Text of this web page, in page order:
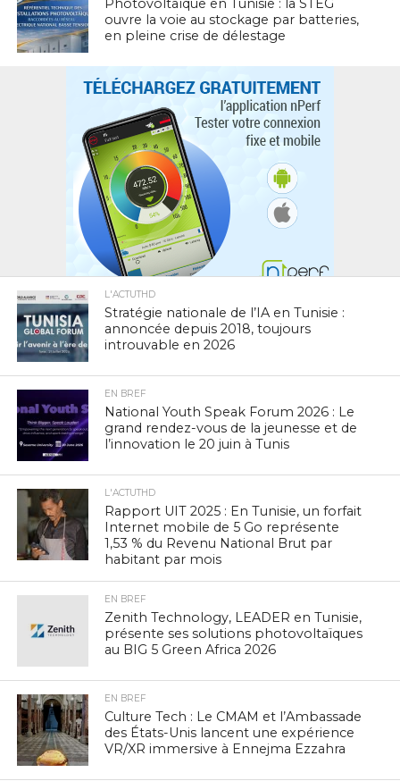
Photovoltaïque en Tunisie : la STEG
ouvre la voie au stockage par batteries,
en pleine crise de délestage
L'ACTUTHD
Stratégie nationale de l’IA en Tunisie :
annoncée depuis 2018, toujours
introuvable en 2026
EN BREF
National Youth Speak Forum 2026 : Le
grand rendez-vous de la jeunesse et de
l’innovation le 20 juin à Tunis
L'ACTUTHD
Rapport UIT 2025 : En Tunisie, un forfait
Internet mobile de 5 Go représente
1,53 % du Revenu National Brut par
habitant par mois
EN BREF
Zenith Technology, LEADER en Tunisie,
présente ses solutions photovoltaïques
au BIG 5 Green Africa 2026
EN BREF
Culture Tech : Le CMAM et l’Ambassade
des États-Unis lancent une expérience
VR/XR immersive à Ennejma Ezzahra